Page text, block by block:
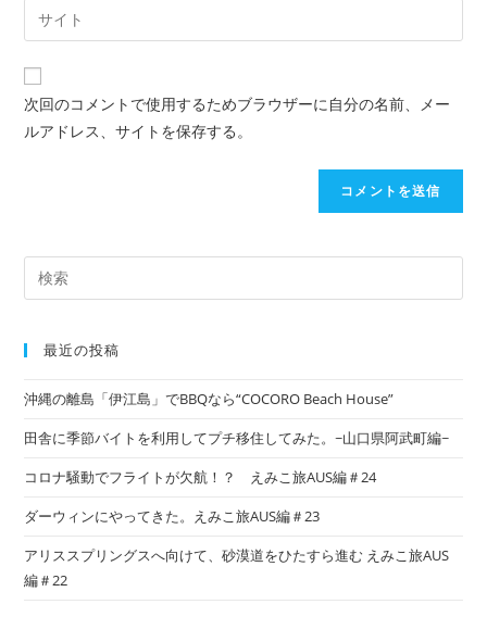
次回のコメントで使用するためブラウザーに自分の名前、メー
ルアドレス、サイトを保存する。
最近の投稿
沖縄の離島「伊江島」でBBQなら“COCORO Beach House”
田舎に季節バイトを利用してプチ移住してみた。~山口県阿武町編~
コロナ騒動でフライトが欠航！？ えみこ旅AUS編＃24
ダーウィンにやってきた。えみこ旅AUS編＃23
アリススプリングスへ向けて、砂漠道をひたすら進む えみこ旅AUS
編＃22